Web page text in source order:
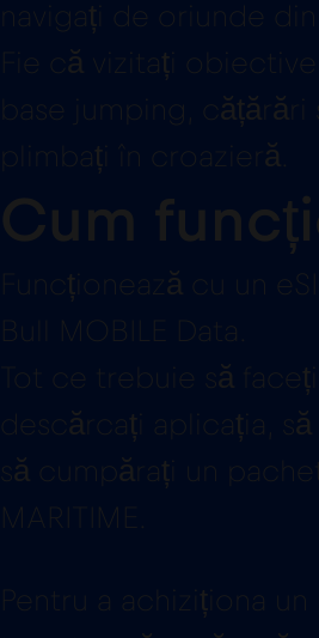
navigați de oriunde
Fie că vizitați
base jumping,
plimbați în croazieră.
Cum
Funcționează cu un
Bull MOBILE Data.
Tot ce trebuie să
descărcați aplicația,
să cumpărați un pachet
MARITIME.
Pentru a achiziționa un